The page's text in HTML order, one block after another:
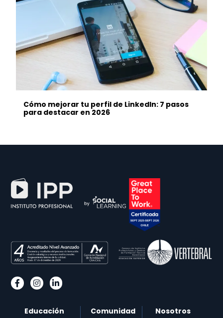
Cómo mejorar tu perfil de LinkedIn: 7 pasos
para destacar en 2026
Educación
Comunidad
Nosotros